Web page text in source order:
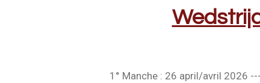
1° Manche : 26 april/avril 2026